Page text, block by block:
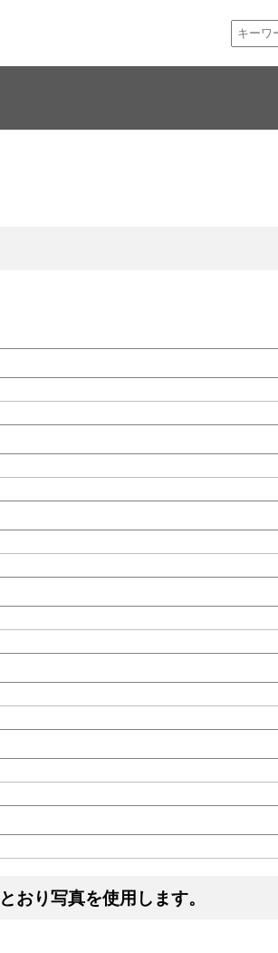
おり写真を使用します。